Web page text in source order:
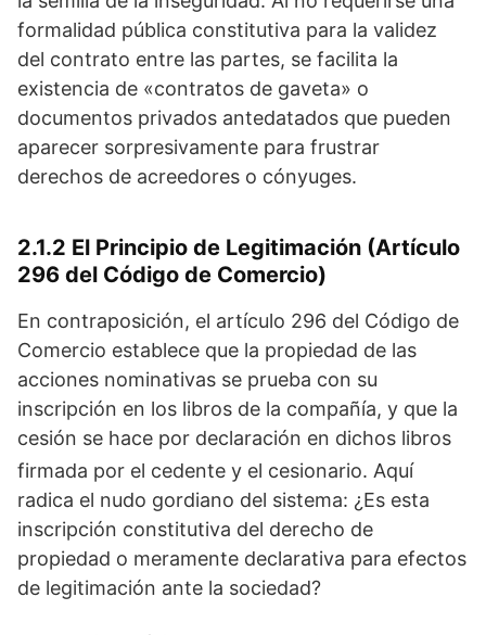
formalidad pública constitutiva para la validez
del contrato entre las partes, se facilita la
existencia de «contratos de gaveta» o
documentos privados antedatados que pueden
aparecer sorpresivamente para frustrar
derechos de acreedores o cónyuges.
2.1.2 El Principio de Legitimación (Artículo
296 del Código de Comercio)
En contraposición, el artículo 296 del Código de
Comercio establece que la propiedad de las
acciones nominativas se prueba con su
inscripción en los libros de la compañía, y que la
cesión se hace por declaración en dichos libros
firmada por el cedente y el cesionario. Aquí
radica el nudo gordiano del sistema: ¿Es esta
inscripción constitutiva del derecho de
propiedad o meramente declarativa para efectos
de legitimación ante la sociedad?